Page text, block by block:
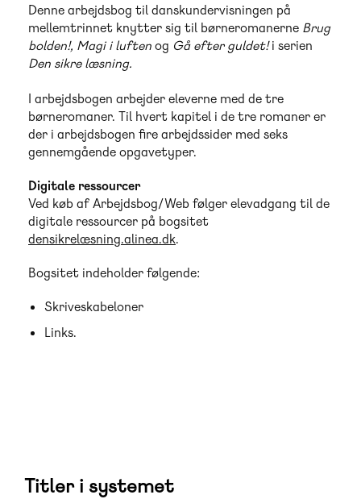
Denne arbejdsbog til danskundervisningen på
mellemtrinnet knytter sig til børneromanerne Brug
bolden!, Magi i luftenog Gå efter guldet!i serien
Den sikre læsning.
I arbejdsbogen arbejder eleverne med de tre
børneromaner. Til hvert kapitel i de tre romaner er
der i arbejdsbogen fire arbejdssider med seks
gennemgående opgavetyper.
Digitale ressourcer
Ved køb af Arbejdsbog/Web følger elevadgang til de
digitale ressourcer på bogsitet
densikrelæsning.alinea.dk.
Bogsitet indeholder følgende:
Skriveskabeloner
Links.
Titler i systemet